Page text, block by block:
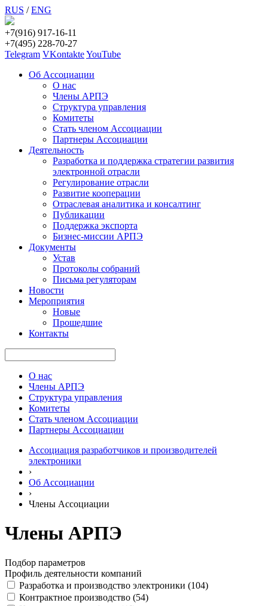
RUS /ENG
+7(916) 917-16-11
+7(495) 228-70-27
Telegram VKontakteYouTube
Об Ассоциации
О нас
Члены АРПЭ
Структура управления
Комитеты
Стать членом Ассоциации
Партнеры Ассоциации
Деятельность
Разработка и поддержка стратегии развития
электронной отрасли
Регулирование отрасли
Развитие кооперации
Отраслевая аналитика и консалтинг
Публикации
Поддержка экспорта
Бизнес-миссии АРПЭ
Документы
Устав
Протоколы собраний
Письма регуляторам
Новости
Мероприятия
Новые
Прошедшие
Контакты
О нас
Члены АРПЭ
Структура управления
Комитеты
Стать членом Ассоциации
Партнеры Ассоциации
Ассоциация разработчиков и производителей
электроники
›
Об Ассоциации
›
Члены Ассоциации
Члены АРПЭ
Подбор параметров
Профиль деятельности компаний
Разработка и производство электроники (104)
Контрактное производство (54)